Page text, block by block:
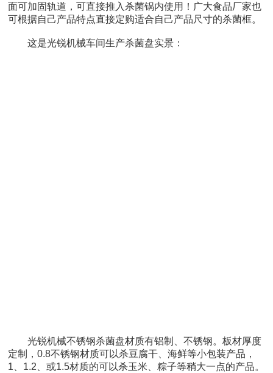
面可加固轨道，可直接推入杀菌锅内使用！广大食品厂家也
可根据自己产品特点直接定购适合自己产品尺寸的杀菌框。
这是光锐机械车间生产杀菌盘实景：
光锐机械不锈钢杀菌盘材质有铝制、不锈钢。板材厚度
定制，0.8不锈钢材质可以杀豆腐干、海鲜等小包装产品，
1、1.2、或1.5材质的可以杀玉米、粽子等稍大一点的产品。